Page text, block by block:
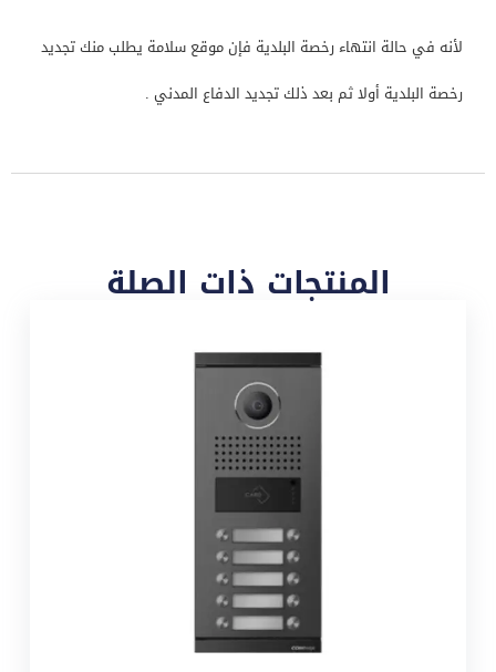
لأنه في حالة انتهاء رخصة البلدية فإن موقع سلامة يطلب منك تجديد
رخصة البلدية أولا ثم بعد ذلك تجديد الدفاع المدني .
المنتجات ذات الصلة